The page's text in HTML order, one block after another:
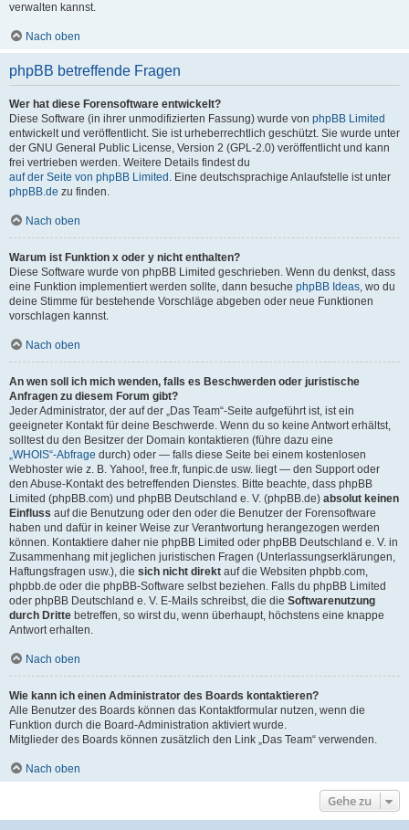
verwalten kannst.
Nach oben
phpBB betreffende Fragen
Wer hat diese Forensoftware entwickelt?
Diese Software (in ihrer unmodifizierten Fassung) wurde von phpBB Limited
entwickelt und veröffentlicht. Sie ist urheberrechtlich geschützt. Sie wurde unter
der GNU General Public License, Version 2 (GPL-2.0) veröffentlicht und kann
frei vertrieben werden. Weitere Details findest du
auf der Seite von phpBB Limited . Eine deutschsprachige Anlaufstelle ist unter
phpBB.de zu finden.
Nach oben
Warum ist Funktion x oder y nicht enthalten?
Diese Software wurde von phpBB Limited geschrieben. Wenn du denkst, dass
eine Funktion implementiert werden sollte, dann besuche phpBB Ideas, wo du
deine Stimme für bestehende Vorschläge abgeben oder neue Funktionen
vorschlagen kannst.
Nach oben
An wen soll ich mich wenden, falls es Beschwerden oder juristische
Anfragen zu diesem Forum gibt?
Jeder Administrator, der auf der „Das Team“-Seite aufgeführt ist, ist ein
geeigneter Kontakt für deine Beschwerde. Wenn du so keine Antwort erhältst,
solltest du den Besitzer der Domain kontaktieren (führe dazu eine
„WHOIS“-Abfrage durch) oder — falls diese Seite bei einem kostenlosen
Webhoster wie z. B. Yahoo!, free.fr, funpic.de usw. liegt — den Support oder
den Abuse-Kontakt des betreffenden Dienstes. Bitte beachte, dass phpBB
Limited (phpBB.com) und phpBB Deutschland e. V. (phpBB.de) absolut keinen
Einfluss auf die Benutzung oder den oder die Benutzer der Forensoftware
haben und dafür in keiner Weise zur Verantwortung herangezogen werden
können. Kontaktiere daher nie phpBB Limited oder phpBB Deutschland e. V. in
Zusammenhang mit jeglichen juristischen Fragen (Unterlassungserklärungen,
Haftungsfragen usw.), die sich nicht direkt auf die Websiten phpbb.com,
phpbb.de oder die phpBB-Software selbst beziehen. Falls du phpBB Limited
oder phpBB Deutschland e. V. E-Mails schreibst, die die Softwarenutzung
durch Dritte betreffen, so wirst du, wenn überhaupt, höchstens eine knappe
Antwort erhalten.
Nach oben
Wie kann ich einen Administrator des Boards kontaktieren?
Alle Benutzer des Boards können das Kontaktformular nutzen, wenn die
Funktion durch die Board-Administration aktiviert wurde.
Mitglieder des Boards können zusätzlich den Link „Das Team“ verwenden.
Nach oben
Gehe zu